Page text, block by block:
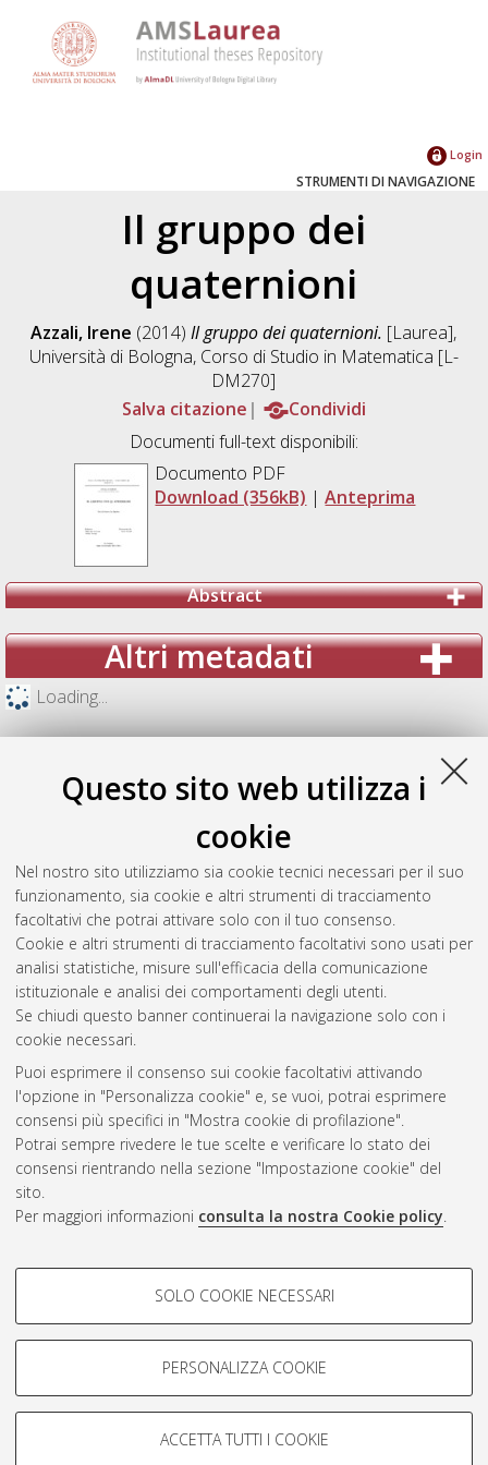
Questo sito web utilizza i
cookie
Nel nostro sito utilizziamo sia cookie tecnici necessari per il suo
funzionamento, sia cookie e altri strumenti di tracciamento
facoltativi che potrai attivare solo con il tuo consenso.
Cookie e altri strumenti di tracciamento facoltativi sono usati per
analisi statistiche, misure sull'efficacia della comunicazione
istituzionale e analisi dei comportamenti degli utenti.
Se chiudi questo banner continuerai la navigazione solo con i
cookie necessari.
Puoi esprimere il consenso sui cookie facoltativi attivando
l'opzione in "Personalizza cookie" e, se vuoi, potrai esprimere
consensi più specifici in "Mostra cookie di profilazione".
Potrai sempre rivedere le tue scelte e verificare lo stato dei
consensi rientrando nella sezione "Impostazione cookie" del
sito.
Per maggiori informazioni consulta la nostra Cookie policy.
COOKIE DI PROFILAZIONE -
Si tratta di cookie utilizzati per analizzare le caratteristiche della
navigazione degli utenti, creare profili in base al loro comportamento
Mostra cookie di profilazione
SOLO COOKIE NECESSARI
PERSONALIZZA COOKIE
ACCETTA TUTTI I COOKIE
Login
STRUMENTI DI NAVIGAZIONE
Il gruppo dei
quaternioni
Azzali, Irene (2014)Il gruppo dei quaternioni. [Laurea],
Università di Bologna, Corso di Studio in Matematica [L-
DM270]
Salva citazione
Condividi
Documenti full-text disponibili:
Documento PDF
Download (356kB) |Anteprima
Abstract
Altri metadati
Loading...
Gestione del documento:
Atom
Rss 1.0
Rss 2.0
AMS Laurea
Impostazioni Cookie
Informativa sulla privacy
Condizioni d’uso del sito